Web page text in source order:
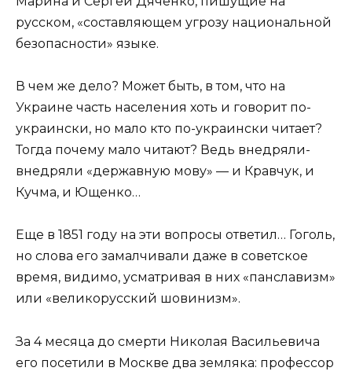
русском, «составляющем угрозу национальной
безопасности» языке.
В чем же дело? Может быть, в том, что на
Украине часть населения хоть и говорит по-
украински, но мало кто по-украински читает?
Тогда почему мало читают? Ведь внедряли-
внедряли «державную мову» — и Кравчук, и
Кучма, и Ющенко…
Еще в 1851 году на эти вопросы ответил… Гоголь,
но слова его замалчивали даже в советское
время, видимо, усматривая в них «панславизм»
или «великорусский шовинизм».
За 4 месяца до смерти Николая Васильевича
его посетили в Москве два земляка: профессор